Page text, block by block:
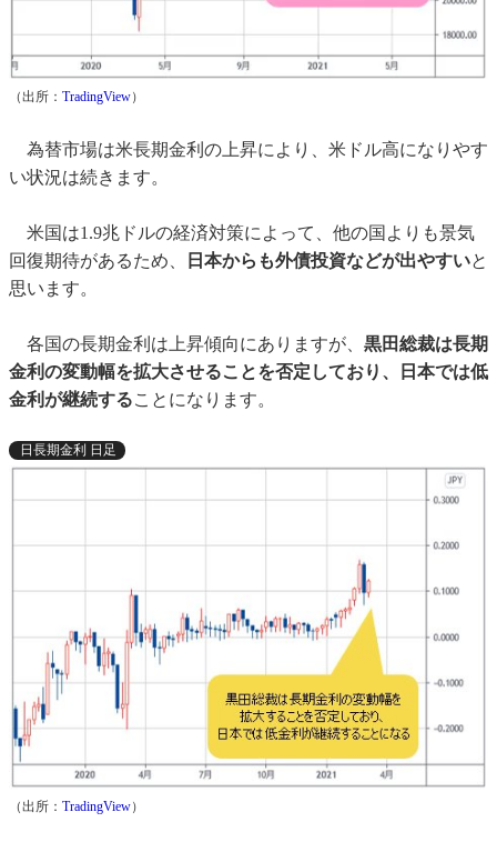
（出所： TradingView）
為替市場は米長期金利の上昇により、米ドル高になりやす
い状況は続きます。
米国は1.9兆ドルの経済対策によって、他の国よりも景気
回復期待があるため、
日本からも外債投資などが出やすいと
思います。
各国の長期金利は上昇傾向にありますが、 黒田総裁は長期
金利の変動幅を拡大させることを否定しており、日本では低
金利が継続することになります。
日長期金利 日足
（出所： TradingView）